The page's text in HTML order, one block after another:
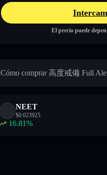
El precio puede
Cómo comprar 高度戒備 Full
NEET
$0.023925
16.81%